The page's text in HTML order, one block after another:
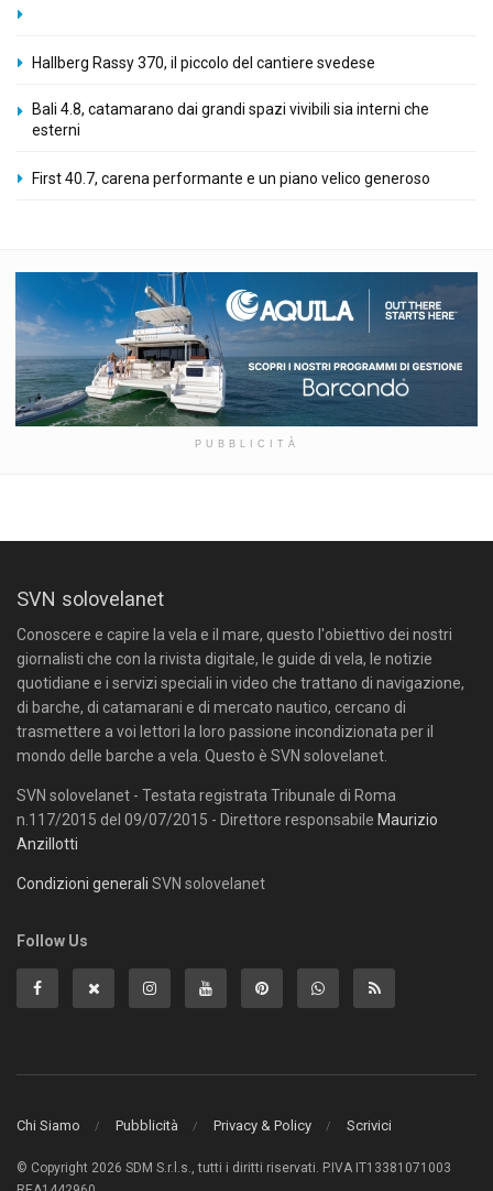
Hallberg Rassy 370, il piccolo del cantiere svedese
Bali 4.8, catamarano dai grandi spazi vivibili sia interni che
esterni
First 40.7, carena performante e un piano velico generoso
PUBBLICITÀ
SVN solovelanet
Conoscere e capire la vela e il mare, questo l'obiettivo dei nostri
giornalisti che con la rivista digitale, le guide di vela, le notizie
quotidiane e i servizi speciali in video che trattano di navigazione,
di barche, di catamarani e di mercato nautico, cercano di
trasmettere a voi lettori la loro passione incondizionata per il
mondo delle barche a vela. Questo è SVN solovelanet.
SVN solovelanet - Testata registrata Tribunale di Roma
n.117/2015 del 09/07/2015 - Direttore responsabile Maurizio
Anzillotti
Condizioni generali SVN solovelanet
Follow Us
Chi Siamo Pubblicità Privacy & Policy Scrivici
© Copyright 2026 SDM S.r.l.s., tutti i diritti riservati. P.IVA IT13381071003